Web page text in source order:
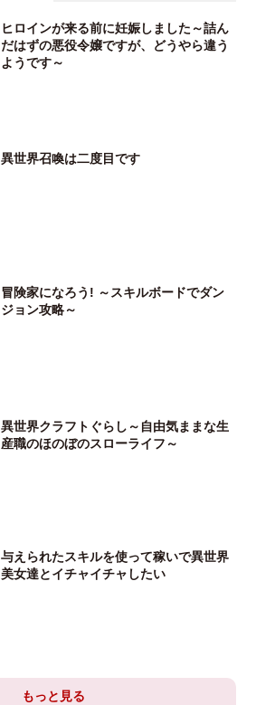
ヒロインが来る前に妊娠しました～詰ん
だはずの悪役令嬢ですが、どうやら違う
ようです～
異世界召喚は二度目です
冒険家になろう! ～スキルボードでダン
ジョン攻略～
異世界クラフトぐらし～自由気ままな生
産職のほのぼのスローライフ～
与えられたスキルを使って稼いで異世界
美女達とイチャイチャしたい
もっと見る